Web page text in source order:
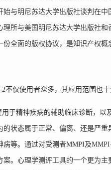
始与明尼苏达大学出版社谈判在
理所与美国明尼苏达大学出版社
份全面的版权协议，是知识产权
仅使用者众多，其应用范围也十
于精神疾病的辅助临床诊断，以
的状态属于正常、偏离、还是严
病等。通过对受测者MMPI及
案。心理学测评工具的一个更为